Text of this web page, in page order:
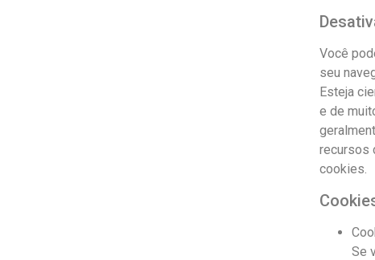
Você
seu
Esteja
e de
recursos
cookies.
Se